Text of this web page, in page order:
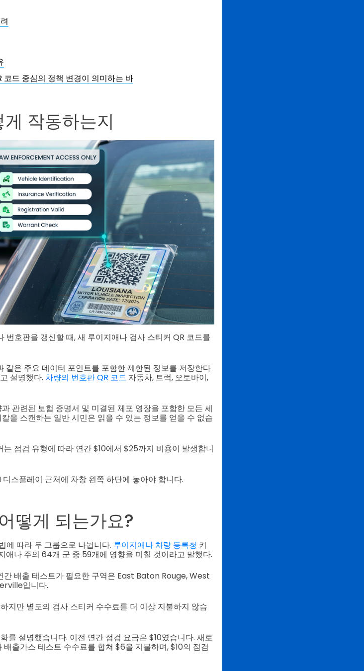
드 중심의 정책 변경이 의미하는 바
작동하는지
번호판을 갱신할 때, 새 루이지애나 검사 스티커 QR 코드를
같은 주요 데이터 포인트를 포함한 제한된 정보를 저장한다
설명했다. 차량의 번호판 QR 코드 자동차, 트럭, 오토바이,
관련된 보험 증명서 및 미결된 체포 영장을 포함한 모든 세
을 스캔하는 일반 시민은 읽을 수 있는 정보를 얻을 수 없습
점검 유형에 따라 연간 $10에서 $25까지 비용이 발생합니
스플레이 근처에 차창 왼쪽 하단에 놓아야 합니다.
떻게 되는가요?
에 따라 두 그룹으로 나뉩니다. 루이지애나 차량 등록청 키
애나 주의 64개 군 중 59개에 영향을 미칠 것이라고 말했다.
배출 테스트가 필요한 구역은 East Baton Rouge, West
입니다.
지만 별도의 검사 스티커 수수료를 더 이상 지불하지 않습
를 설명했습니다. 이전 연간 점검 요금은 $10였습니다. 새로
출가스 테스트 수수료를 합쳐 $6을 지불하며, $10의 점검